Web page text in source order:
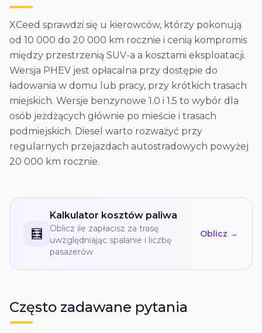
XCeed sprawdzi się u kierowców, którzy pokonują
od 10 000 do 20 000 km rocznie i cenią kompromis
między przestrzenią SUV-a a kosztami eksploatacji.
Wersja PHEV jest opłacalna przy dostępie do
ładowania w domu lub pracy, przy krótkich trasach
miejskich. Wersje benzynowe 1.0 i 1.5 to wybór dla
osób jeżdżących głównie po mieście i trasach
podmiejskich. Diesel warto rozważyć przy
regularnych przejazdach autostradowych powyżej
20 000 km rocznie.
🧮
Kalkulator kosztów paliwa
Oblicz ile zapłacisz za trasę
uwzględniając spalanie i liczbę
pasażerów
Oblicz →
Często zadawane pytania